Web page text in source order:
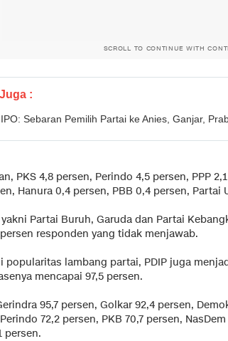
SCROLL TO CONTINUE WITH
:
Sebaran Pemilih Partai ke Anies, Ganjar,
PKS 4,8 persen, Perindo 4,5 persen, PPP
Hanura 0,4 persen, PBB 0,4 persen, Partai
Partai Buruh, Garuda dan Partai
responden yang tidak menjawab.
popularitas lambang partai, PDIP juga
mencapai 97,5 persen.
95,7 persen, Golkar 92,4 persen,
72,2 persen, PKB 70,7 persen,
persen.